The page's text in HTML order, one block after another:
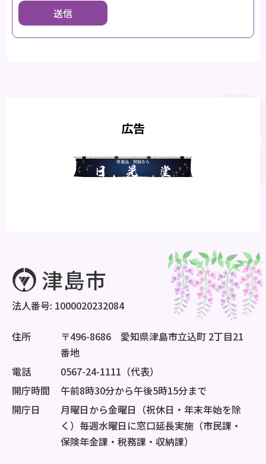
広告
法人番号: 1000020232084
住所
〒496-8686 愛知県津島市立込町 2丁目21
番地
電話
0567-24-1111（代表）
開庁時間
午前8時30分から午後5時15分まで
開庁日
月曜日から金曜日（祝休日・年末年始を除
く）毎週水曜日に窓口延長実施（市民課・
保険年金課・税務課・収納課）